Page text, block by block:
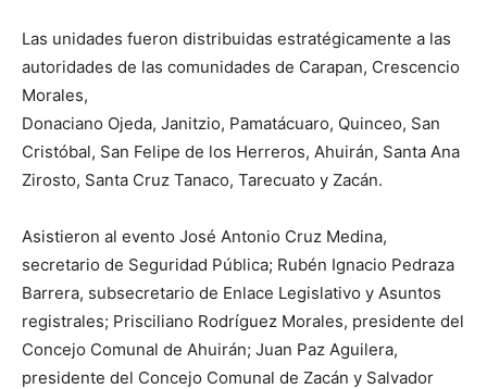
Las unidades fueron distribuidas estratégicamente a las
autoridades de las comunidades de Carapan, Crescencio
Morales,
Donaciano Ojeda, Janitzio, Pamatácuaro, Quinceo, San
Cristóbal, San Felipe de los Herreros, Ahuirán, Santa Ana
Zirosto, Santa Cruz Tanaco, Tarecuato y Zacán.
Asistieron al evento José Antonio Cruz Medina,
secretario de Seguridad Pública; Rubén Ignacio Pedraza
Barrera, subsecretario de Enlace Legislativo y Asuntos
registrales; Prisciliano Rodríguez Morales, presidente del
Concejo Comunal de Ahuirán; Juan Paz Aguilera,
presidente del Concejo Comunal de Zacán y Salvador